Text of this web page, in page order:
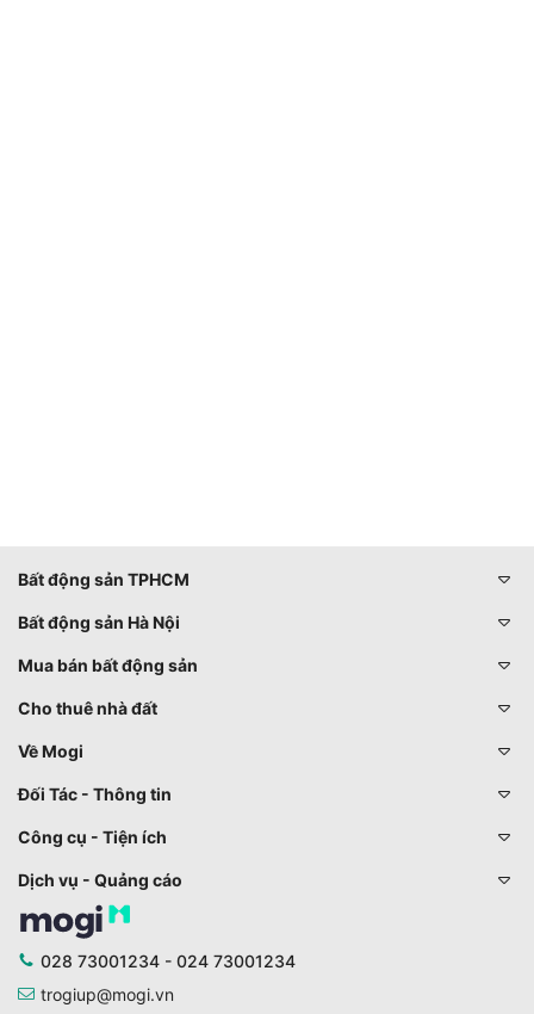
Bất động sản TPHCM
Bất động sản Hà Nội
Mua bán bất động sản
Cho thuê nhà đất
Về Mogi
Đối Tác - Thông tin
Công cụ - Tiện ích
Dịch vụ - Quảng cáo
028 73001234 - 024 73001234
trogiup@mogi.vn